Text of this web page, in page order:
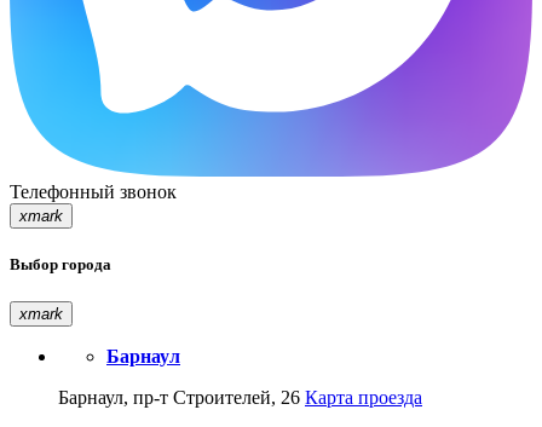
Телефонный звонок
xmark
Выбор города
xmark
Барнаул
Барнаул, пр-т Строителей, 26 Карта проезда